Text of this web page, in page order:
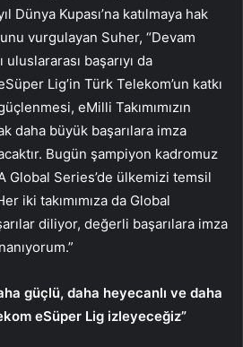
Dünya Kupası’na katılmaya hak
vurgulayan Suher, “Devam
başarıyı da
Lig’in Türk Telekom’un katkı
eMilli Takımımızın
daha büyük başarılara imza
Bugün şampiyon kadromuz
Global Series’de ülkemizi temsil
iki takımımıza da Global
diliyor, değerli başarılara imza
güçlü, daha heyecanlı ve daha
eSüper Lig izleyeceğiz”